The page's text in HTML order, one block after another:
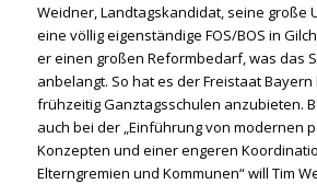
Weidner, Landtagskandidat, seine große
eine völlig eigenständige FOS/BOS in
er einen großen Reformbedarf, was das
anbelangt. So hat es der Freistaat
frühzeitig Ganztagsschulen anzubieten.
auch bei der „Einführung von modernen
Konzepten und einer engeren
Elterngremien und Kommunen“ will Tim